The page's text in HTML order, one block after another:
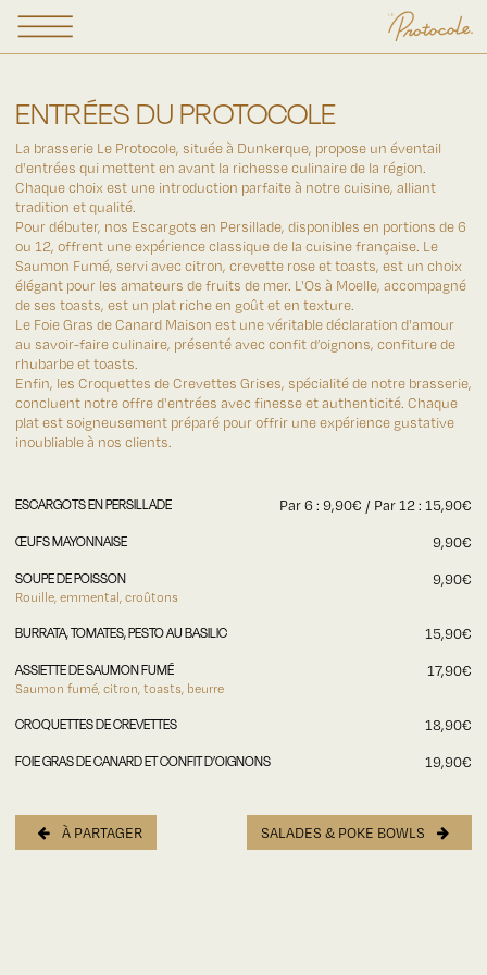
ENTRÉESDU PROTOCOLE
La brasserie Le Protocole, située à Dunkerque, propose un éventail
d'entrées qui mettent en avant la richesse culinaire de la région.
Chaque choix est une introduction parfaite à notre cuisine, alliant
tradition et qualité.
Pour débuter, nos Escargots en Persillade, disponibles en portions de 6
ou 12, offrent une expérience classique de la cuisine française. Le
Saumon Fumé, servi avec citron, crevette rose et toasts, est un choix
élégant pour les amateurs de fruits de mer. L'Os à Moelle, accompagné
de ses toasts, est un plat riche en goût et en texture.
Le Foie Gras de Canard Maison est une véritable déclaration d'amour
au savoir-faire culinaire, présenté avec confit d’oignons, confiture de
rhubarbe et toasts.
Enfin, les Croquettes de Crevettes Grises, spécialité de notre brasserie,
concluent notre offre d'entrées avec finesse et authenticité. Chaque
plat est soigneusement préparé pour offrir une expérience gustative
inoubliable à nos clients.
ESCARGOTS EN PERSILLADE
Par 6 : 9,90€ / Par 12 : 15,90€
ŒUFS MAYONNAISE
9,90€
SOUPE DE POISSON
9,90€
Rouille, emmental, croûtons
BURRATA, TOMATES, PESTO AU BASILIC
15,90€
ASSIETTE DE SAUMON FUMÉ
17,90€
Saumon fumé, citron, toasts, beurre
CROQUETTES DE CREVETTES
18,90€
FOIE GRAS DE CANARD ET CONFIT D’OIGNONS
19,90€
À PARTAGER SALADES & POKE BOWLS